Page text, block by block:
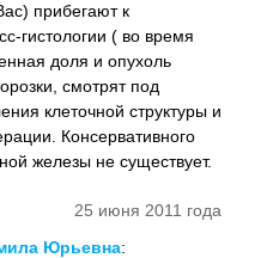
прибегают к
гистологии ( во время
доля и опухоль
смотрят под
клеточной структуры и
Консервативного
железы не существует.
25 июня 2011 года
Юрьевна: